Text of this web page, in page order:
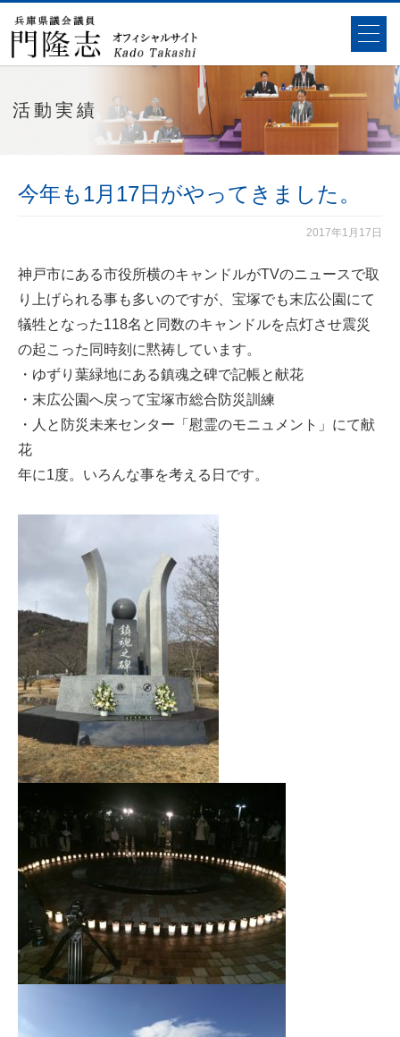
活動実績
今年も1月17日がやってきました。
2017年1月17日
神戸市にある市役所横のキャンドルがTVのニュースで取
り上げられる事も多いのですが、宝塚でも末広公園にて
犠牲となった118名と同数のキャンドルを点灯させ震災
の起こった同時刻に黙祷しています。
・ゆずり葉緑地にある鎮魂之碑で記帳と献花
・末広公園へ戻って宝塚市総合防災訓練
・人と防災未来センター「慰霊のモニュメント」にて献
花
年に1度。いろんな事を考える日です。